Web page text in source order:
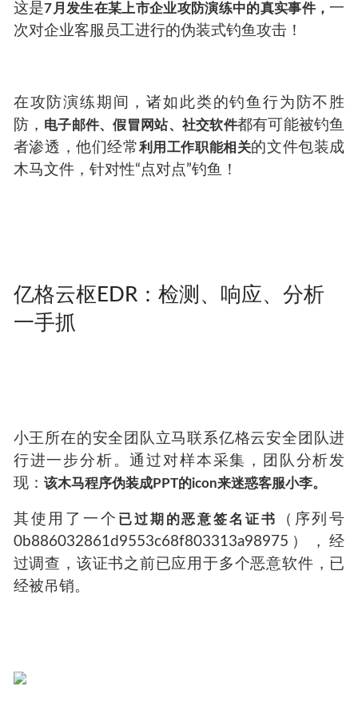
这是7月发生在某上市企业攻防演练中的真实事件，一
次对企业客服员工进行的伪装式钓鱼攻击！
在攻防演练期间，诸如此类的钓鱼行为防不胜
防， 电子邮件、假冒网站、社交软件都有可能被钓鱼
者渗透，他们经常利用工作职能相关的文件包装成
木马文件，针对性“点对点”钓鱼！
亿格云枢EDR：检测、响应、分析
一手抓
小王所在的安全团队立马联系亿格云安全团队进
行进一步分析。通过对样本采集，团队分析发
现： 该木马程序伪装成PPT的icon来迷惑客服小李。
其使用了一个 已过期的恶意签名证书
（序列号
0b886032861d9553c68f803313a98975），经
过调查，该证书之前已应用于多个恶意软件，已
经被吊销。